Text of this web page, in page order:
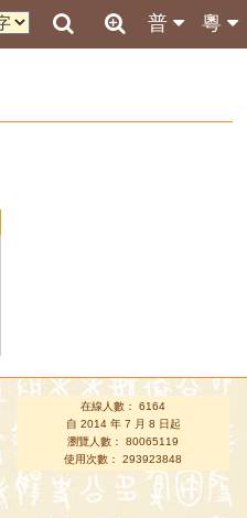
粵
普
在線人數： 6164
自 2014 年 7 月 8 日起
瀏覽人數： 80065119
使用次數： 293923848